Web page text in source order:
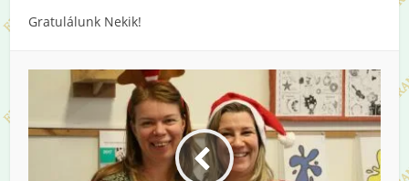
Gratulálunk Nekik!